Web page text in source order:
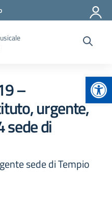
–
urgente,
sede di
sede di Tempio